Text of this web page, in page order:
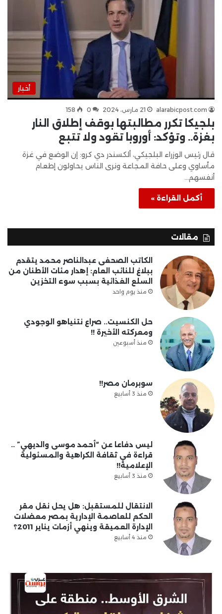
أخبار
alarabicpost.com 21 مارس، 2024 0
158
بلجيكا تكرر مطالبتها بوقف إطلاق النار
بغزة.. وتؤكد: أوروبا تقود ولا تتبع
قال رئيس الوزراء البلجيكي، ألكسندر دي كرو: إن الوضع في غزة
مأساوي وعلى حافة المجاعة ونرى الناس يحاولون إطعام
أنفسهم…
أكمل القراءة »
مقالات
الكاتب الصحفى عبدالناصر محمد يتقدم
ببلاغ للنائب العام: إهدار مئات الأطنان من
السلع الغذائية بسبب سوء التخزين
منذ يوم واحد
حل الكنسيت.. صراع نتنياهو الوجودي
ومعركته الأخيرة !!
منذ أسبوعين
سوبرمان مصر!!
منذ 3 أسابيع
ليس دفاعا عن “أحمد موسى والديهي” ..
قراءة في ثقافة الكراهية والمسئولية
الإعلامية!!
منذ 3 أسابيع
الانتقال للمستقبل: هل يحل نقل مقر
الحكم للعاصمة الإدارية بمصر معضلات
الإدارة العميقة وينهي أزمات يناير 2011؟
منذ 4 أسابيع